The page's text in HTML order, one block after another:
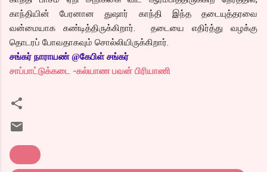
காந்தியின் பேரனான துஷார் காந்தி இந்த தடையுத்தரவை
வன்மையாக கண்டித்திருக்கிறார். தடையை எதிர்த்து வழக்கு
தொடரப் போவதாகவும் சொல்லியிருக்கிறார்.
சங்கர் நாராயண் @கேபிள் சங்கர்
சாப்பாட்டுக்கடை -கல்யாண பவன் பிரியாணி